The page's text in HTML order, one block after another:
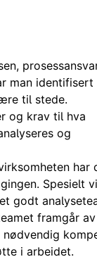
man identifisert
til stede.
og krav til hva
og
har
Spesielt
godt
framgår av
i arbeidet.